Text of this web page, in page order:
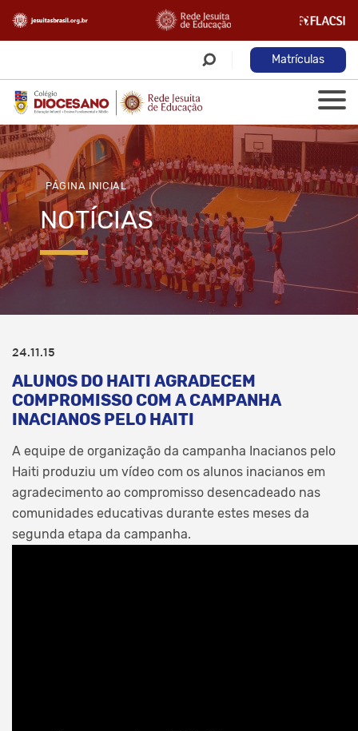
Matrículas
PÁGINA INICIAL
NOTÍCIAS
24.11.15
ALUNOS DO HAITI AGRADECEM
COMPROMISSO COM A CAMPANHA
INACIANOS PELO HAITI
A equipe de organização da campanha Inacianos pelo
Haiti produziu um vídeo com os alunos inacianos em
agradecimento ao compromisso desencadeado nas
comunidades educativas durante estes meses da
segunda etapa da campanha.